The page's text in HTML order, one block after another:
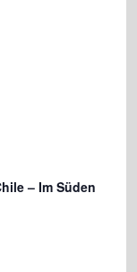
– Im Süden